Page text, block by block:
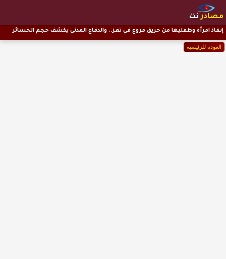
مصادرنت
العودة للرئيسية
إنقاذ امرأة وطفليها من حريق مروع في تعز.. والدفاع المدني يكشف حجم الخسائر